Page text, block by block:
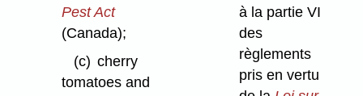
Pest Act
(Canada);
(c) cherry
tomatoes and
à la partie VI
des
règlements
pris en vertu